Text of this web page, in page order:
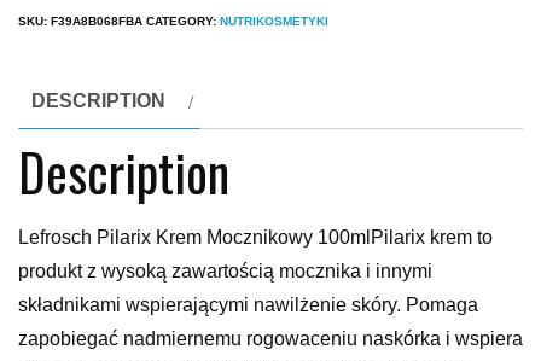
SKU: F39A8B068FBA CATEGORY: NUTRIKOSMETYKI
DESCRIPTION
Description
Lefrosch Pilarix Krem Mocznikowy 100mlPilarix krem to
produkt z wysoką zawartością mocznika i innymi
składnikami wspierającymi nawilżenie skóry. Pomaga
zapobiegać nadmiernemu rogowaceniu naskórka i wspiera